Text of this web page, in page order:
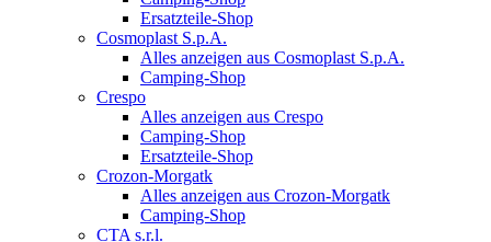
Ersatzteile-Shop
Cosmoplast S.p.A.
Alles anzeigen aus Cosmoplast S.p.A.
Camping-Shop
Crespo
Alles anzeigen aus Crespo
Camping-Shop
Ersatzteile-Shop
Crozon-Morgatk
Alles anzeigen aus Crozon-Morgatk
Camping-Shop
CTA s.r.l.